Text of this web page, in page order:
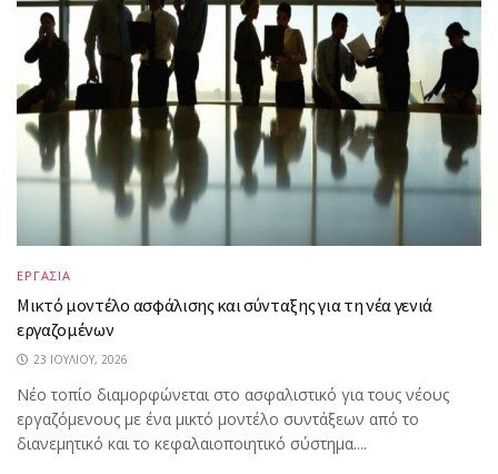
ΕΡΓΑΣΙΑ
Μικτό μοντέλο ασφάλισης και σύνταξης για τη νέα γενιά
εργαζομένων
23 ΙΟΥΛΊΟΥ, 2026
Νέο τοπίο διαμορφώνεται στο ασφαλιστικό για τους νέους
εργαζόμενους με ένα μικτό μοντέλο συντάξεων από το
διανεμητικό και το κεφαλαιοποιητικό σύστημα....